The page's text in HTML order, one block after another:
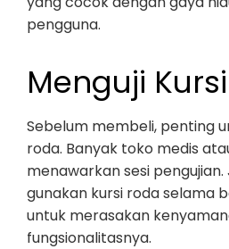
pengguna.
Menguji
Sebelum membeli, penting
roda. Banyak toko medis
menawarkan sesi
gunakan kursi roda selama
untuk merasakan
fungsionalitasnya.